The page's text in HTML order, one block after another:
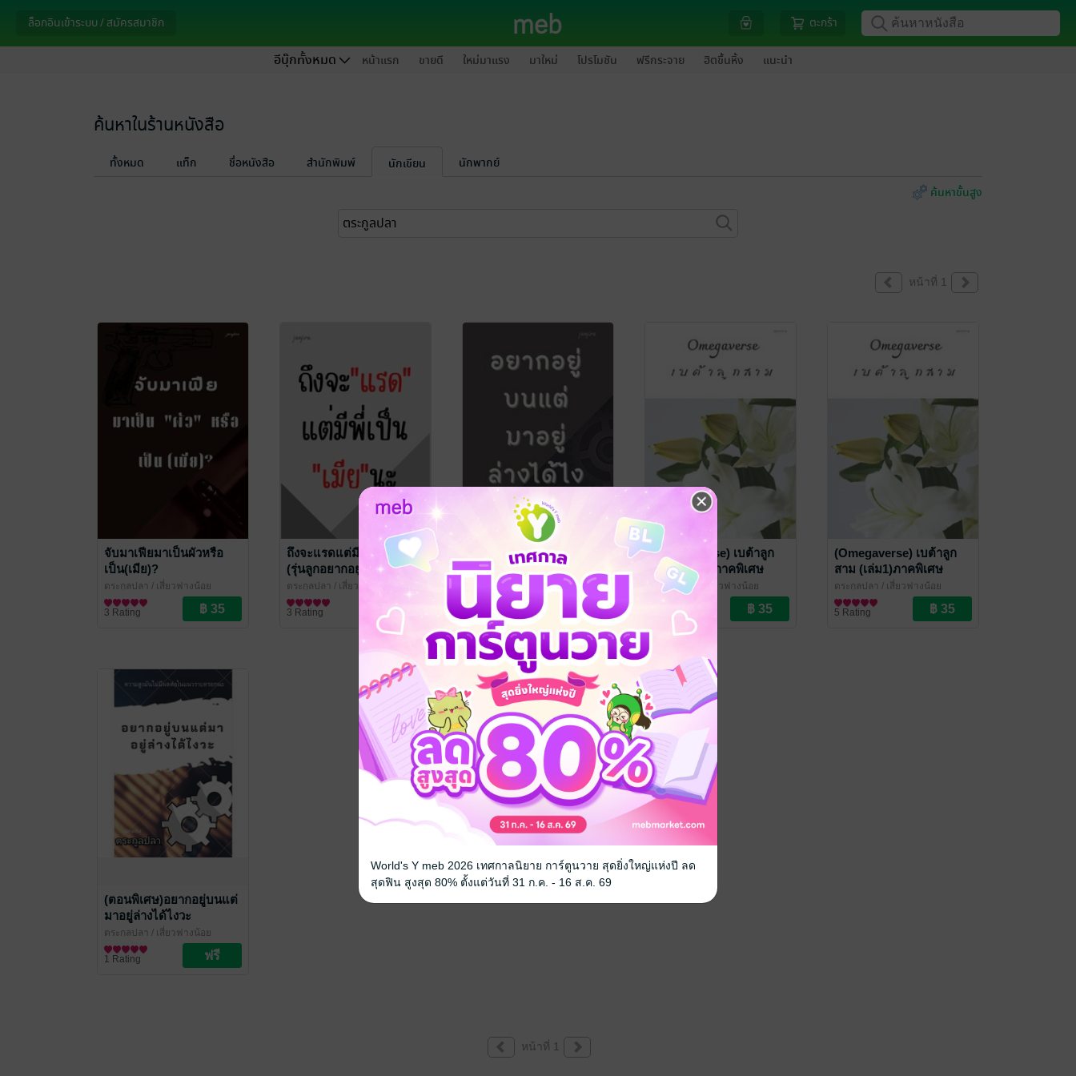
ล็อกอินเข้าระบบ / สมัครสมาชิก ตะกร้า
อีบุ๊กทั้งหมด หน้าแรก ขายดี ใหม่มาแรง มาใหม่ โปรโมชัน ฟรีกระจาย ฮิตขึ้นหิ้ง แนะนำ
ค้นหาในร้านหนังสือ
ทั้งหมด แท็ก ชื่อหนังสือ สำนักพิมพ์ นักเขียน
นักพากย์
ค้นหาขั้นสูง
หน้าที่ 1
จับมาเฟียมาเป็นผัวหรือ
เป็น(เมีย)?
ตระกูลปลา / เสี่ยวฟางน้อย
นิยายวาย Boy Love / Yaoi
3 Rating
ถึงจะแรดแต่มีพี่เป็นเมียนะ
(รุ่นลูกอยากอยู่บนแต่มาอยู่
ล่าง)
ตระกูลปลา / เสี่ยวฟางน้อย
นิยายวาย Boy Love / Yaoi
3 Rating
อยากอยู่บนแต่มาอยู่ล่างได้
ไงวะ(เคะหล่อเมะสวย)
เล่ม2 จบ
ตระกูลปลา/ เสี่ยวฟางน้อย
นิยายวาย Boy Love / Yaoi
4 Rating
(Omegaverse) เบต้าลูก
สาม (เล่ม2) ภาคพิเศษ
ตระกูลปลา / เสี่ยวฟางน้อย
นิยายวาย Boy Love / Yaoi
3 Rating
(Omegaverse) เบต้าลูก
สาม (เล่ม1)ภาคพิเศษ
ตระกูลปลา / เสี่ยวฟางน้อย
นิยายวาย Boy Love / Yaoi
5 Rating
(ตอนพิเศษ)อยากอยู่บนแต่
มาอยู่ล่างได้ไงวะ
ตระกูลปลา / เสี่ยวฟางน้อย
นิยายวาย Boy Love / Yaoi
1 Rating
หน้าที่ 1
World's Y meb 2026 เทศกาลนิยาย การ์ตูนวาย สุดยิ่งใหญ่แห่งปี ลด
สุดฟิน สูงสุด 80% ตั้งแต่วันที่ 31 ก.ค. - 16 ส.ค. 69